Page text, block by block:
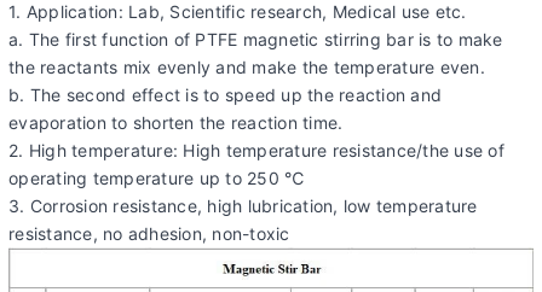
1. Application: Lab, Scientific research, Medical use etc.
a. The first function of PTFE magnetic stirring bar is to make
the reactants mix evenly and make the temperature even.
b. The second effect is to speed up the reaction and
evaporation to shorten the reaction time.
2. High temperature: High temperature resistance/the use of
operating temperature up to 250 ℃
3. Corrosion resistance, high lubrication, low temperature
resistance, no adhesion, non-toxic